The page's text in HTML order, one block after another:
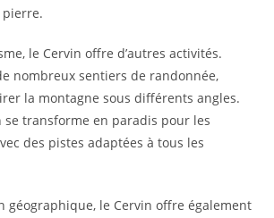
pierre.
le Cervin offre d’autres activités.
nombreux sentiers de randonnée,
la montagne sous différents angles.
se transforme en paradis pour les
des pistes adaptées à tous les
géographique, le Cervin offre également